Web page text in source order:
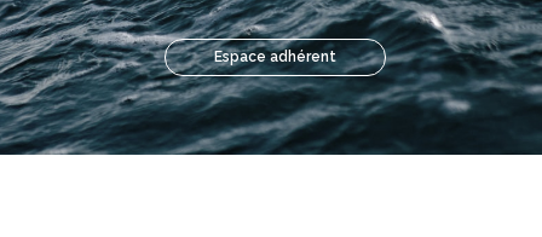
Espace adhérent